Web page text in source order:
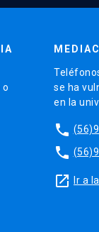
o
se ha
en la
phone
phone
launch Ir a